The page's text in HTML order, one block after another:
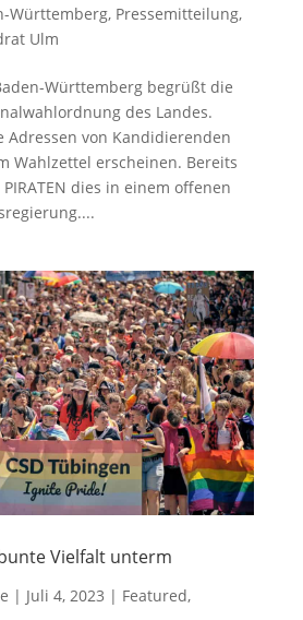
Württemberg, Pressemitteilung,
Ulm
Württemberg begrüßt die
des Landes.
Adressen von Kandidierenden
Wahlzettel erscheinen. Bereits
dies in einem offenen
Vielfalt unterm
| Juli 4, 2023 | Featured,